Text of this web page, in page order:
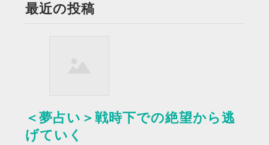
ま
最近の投稿
＜夢占い＞戦時下での絶望から逃
げていく